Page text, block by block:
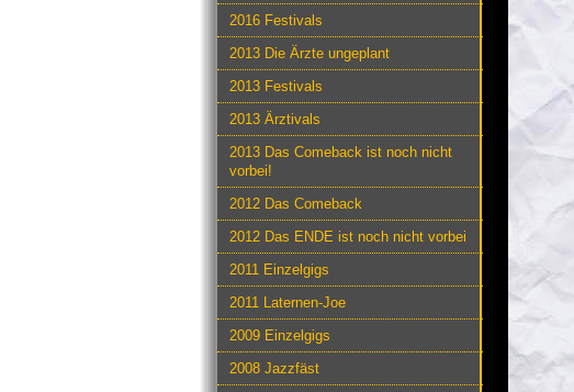
2016 Festivals
2013 Die Ärzte ungeplant
2013 Festivals
2013 Ärztivals
2013 Das Comeback ist noch nicht
vorbei!
2012 Das Comeback
2012 Das ENDE ist noch nicht vorbei
2011 Einzelgigs
2011 Laternen-Joe
2009 Einzelgigs
2008 Jazzfäst